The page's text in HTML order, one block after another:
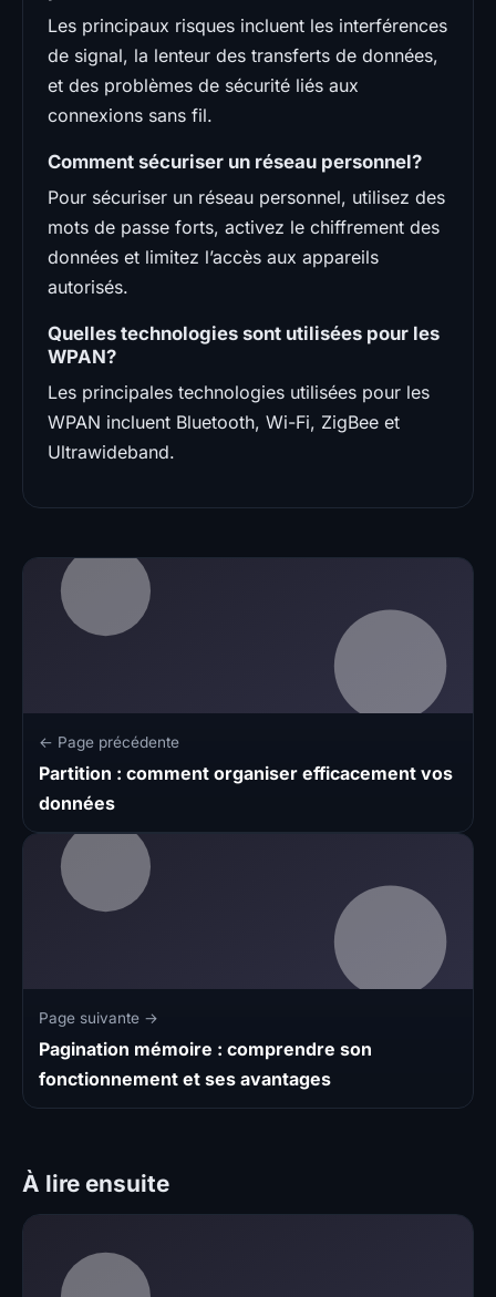
Les principaux risques incluent les interférences
de signal, la lenteur des transferts de données,
et des problèmes de sécurité liés aux
connexions sans fil.
Comment sécuriser un réseau personnel?
Pour sécuriser un réseau personnel, utilisez des
mots de passe forts, activez le chiffrement des
données et limitez l’accès aux appareils
autorisés.
Quelles technologies sont utilisées pour les
WPAN?
Les principales technologies utilisées pour les
WPAN incluent Bluetooth, Wi-Fi, ZigBee et
Ultrawideband.
← Page précédente
Partition : comment organiser efficacement vos
données
Page suivante →
Pagination mémoire : comprendre son
fonctionnement et ses avantages
À lire ensuite